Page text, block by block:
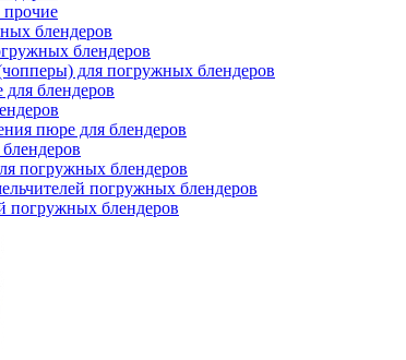
прочие
блендеров
блендеров
для погружных блендеров
блендеров
пюре для блендеров
погружных блендеров
погружных блендеров
погружных блендеров